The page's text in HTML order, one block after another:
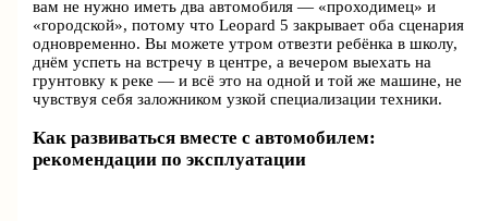
вам не нужно иметь два автомобиля — «проходимец» и
«городской», потому что Leopard 5 закрывает оба сценария
одновременно. Вы можете утром отвезти ребёнка в школу,
днём успеть на встречу в центре, а вечером выехать на
грунтовку к реке — и всё это на одной и той же машине, не
чувствуя себя заложником узкой специализации техники.
Как развиваться вместе с автомобилем:
рекомендации по эксплуатации